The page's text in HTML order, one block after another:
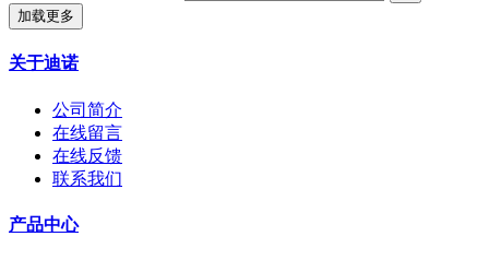
加载更多
关于迪诺
公司简介
在线留言
在线反馈
联系我们
产品中心